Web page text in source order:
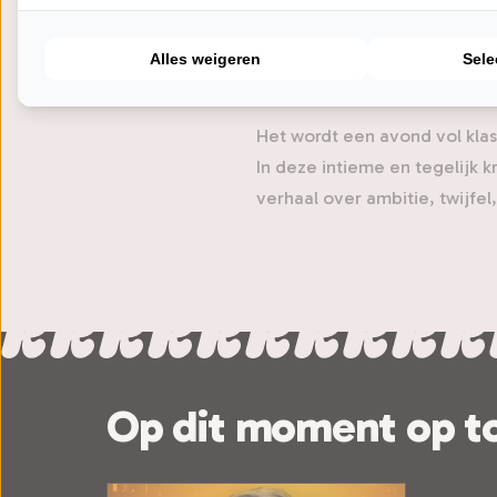
PUUR FLOOR is het
pannen van `t dak met `t
Het wordt een avond vol
In deze intieme en tegelijk
verhaal over ambitie,
Op dit moment op
Alles weigeren